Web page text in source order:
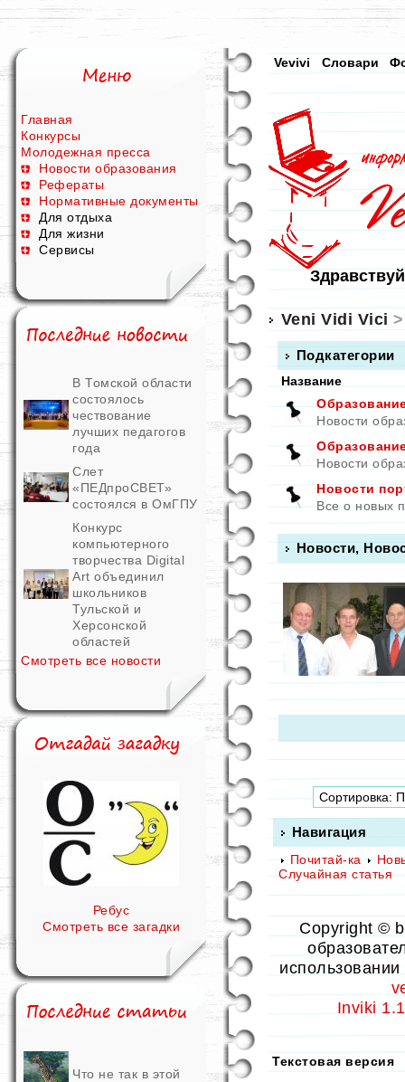
Главная
Конкурсы
Молодежная пресса
Новости образования
Рефераты
Нормативные документы
Для отдыха
Для жизни
Сервисы
В Томской области
состоялось
чествование
лучших педагогов
года
Слет
«ПЕДпроСВЕТ»
состоялся в ОмГПУ
Конкурс
компьютерного
творчества Digital
Art объединил
школьников
Тульской и
Херсонской
областей
Смотреть все новости
Ребус
Смотреть все загадки
Что не так в этой
Vevivi Словари
Veni Vidi Vici
Подкатегории
Название
Новости
Новости
Новости
Все о новых
Новости,
Навигация
Почитай-ка
Случайная статья
Copyright ©
Inviki
Текстовая версия